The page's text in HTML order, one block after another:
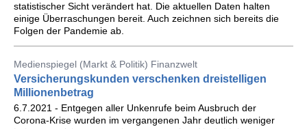
statistischer Sicht verändert hat. Die aktuellen Daten halten
einige Überraschungen bereit. Auch zeichnen sich bereits die
Folgen der Pandemie ab.
Medienspiegel (Markt & Politik) Finanzwelt
Versicherungskunden verschenken dreistelligen
Millionenbetrag
6.7.2021 - Entgegen aller Unkenrufe beim Ausbruch der
Corona-Krise wurden im vergangenen Jahr deutlich weniger